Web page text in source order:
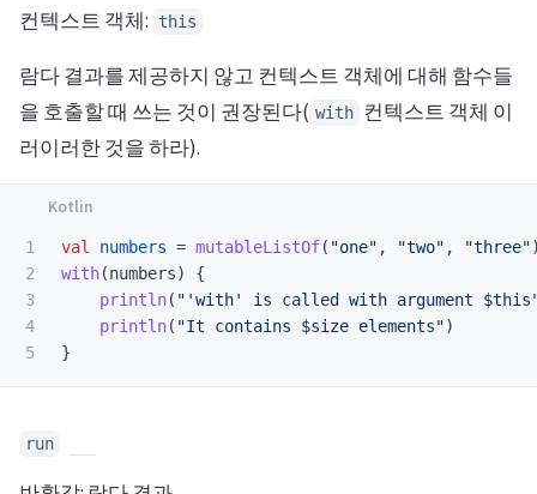
컨텍스트 객체:
this
람다 결과를 제공하지 않고 컨텍스트 객체에 대해 함수들
을 호출할 때 쓰는 것이 권장된다( with
컨텍스트 객체 이
러이러한 것을 하라).
1
2
3
4
val numbers = mutableListOf( "one" , "two" , "three"
with(numbers)
{
println( "'with' is called with argument
println( "It contains $size elements")
}
run